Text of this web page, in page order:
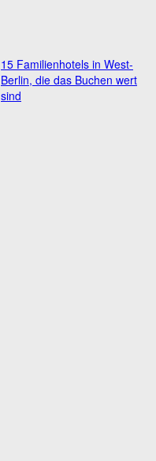
15 Familienhotels in West-
Berlin, die das Buchen wert
sind